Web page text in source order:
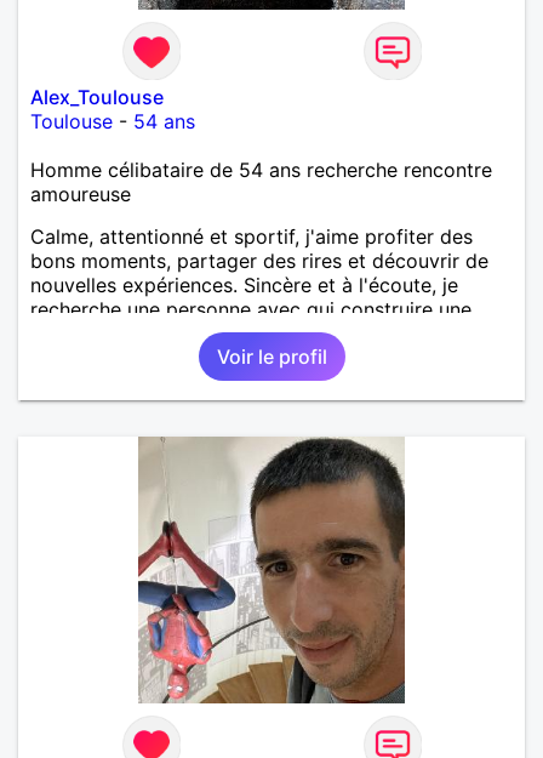
Alex_Toulouse
Toulouse - 54 ans
Homme célibataire de 54 ans recherche rencontre
amoureuse
Calme, attentionné et sportif, j'aime profiter des
bons moments, partager des rires et découvrir de
nouvelles expériences. Sincère et à l'écoute, je
recherche une personne avec qui construire une
belle complicité et une relation authentique.
Voir le profil